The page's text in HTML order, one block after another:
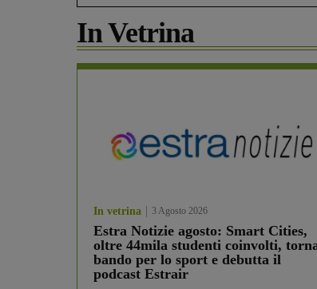
In Vetrina
In vetrina 3 Agosto 2026
Estra Notizie agosto: Smart Cities,
oltre 44mila studenti coinvolti,
bando per lo sport e debutta il
podcast Estrair